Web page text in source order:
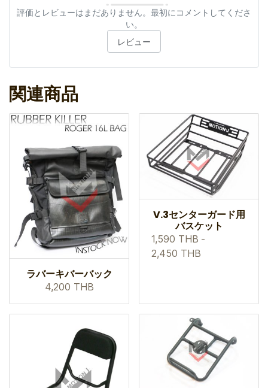
評価とレビューはまだありません。最初にコメントしてくださ
い。
レビュー
関連商品
ラバーキバーバック
4,200 THB
V.3センターガード用
バスケット
1,590 THB -
2,450 THB